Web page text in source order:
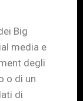
Big
media e
degli
o di un
di